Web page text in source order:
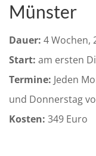
Münster
Dauer: 4 Wochen,
Start: am ersten
Termine: Jeden
und Donnerstag
Kosten: 349 Euro